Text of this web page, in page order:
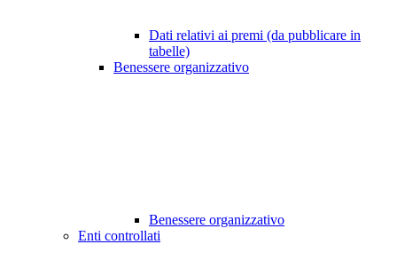
Dati relativi ai premi (da pubblicare in
tabelle)
Benessere organizzativo
Benessere organizzativo
Enti controllati